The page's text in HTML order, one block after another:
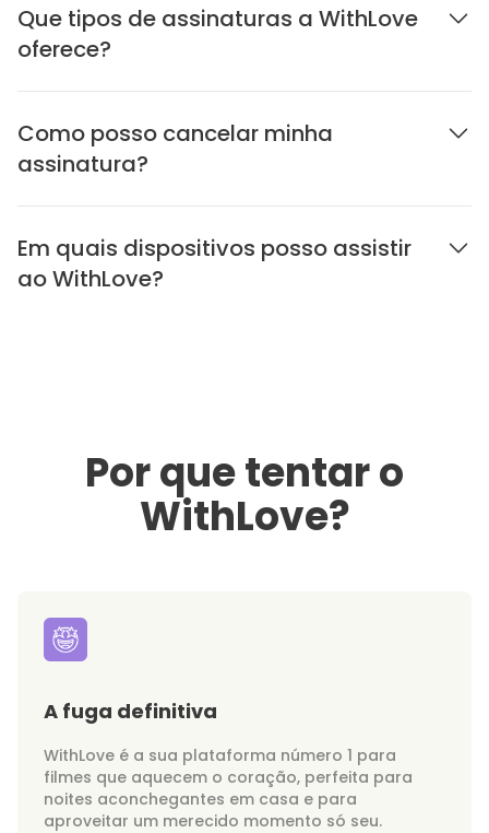
Que tipos de assinaturas a WithLove
oferece?
Como posso cancelar minha
assinatura?
Em quais dispositivos posso assistir
ao WithLove?
Por que tentar o
WithLove?
A fuga definitiva
WithLove é a sua plataforma número 1 para
filmes que aquecem o coração, perfeita para
noites aconchegantes em casa e para
aproveitar um merecido momento só seu.